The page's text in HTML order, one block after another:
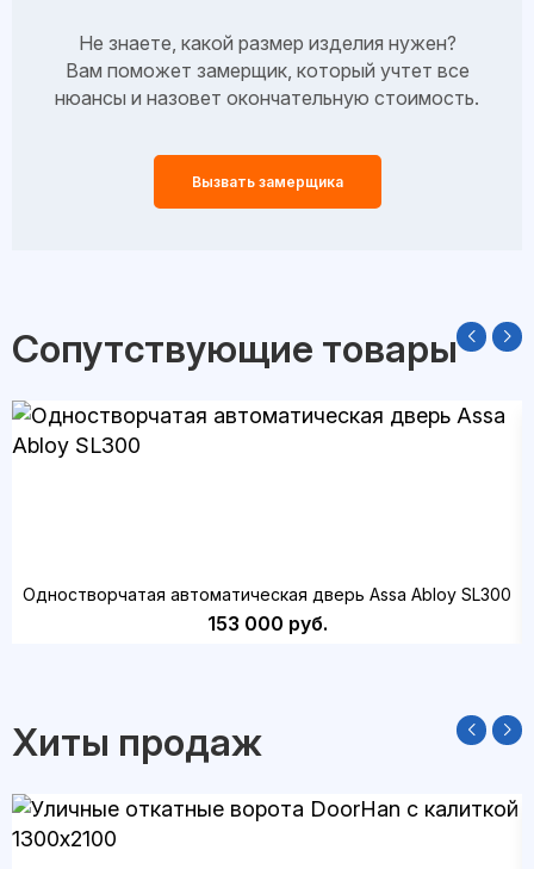
Не знаете, какой размер изделия нужен?
Вам поможет замерщик, который учтет все
нюансы и назовет окончательную стоимость.
Вызвать замерщика
Сопутствующие товары
Одностворчатая автоматическая дверь Assa Abloy SL300
153 000 руб.
Хиты продаж